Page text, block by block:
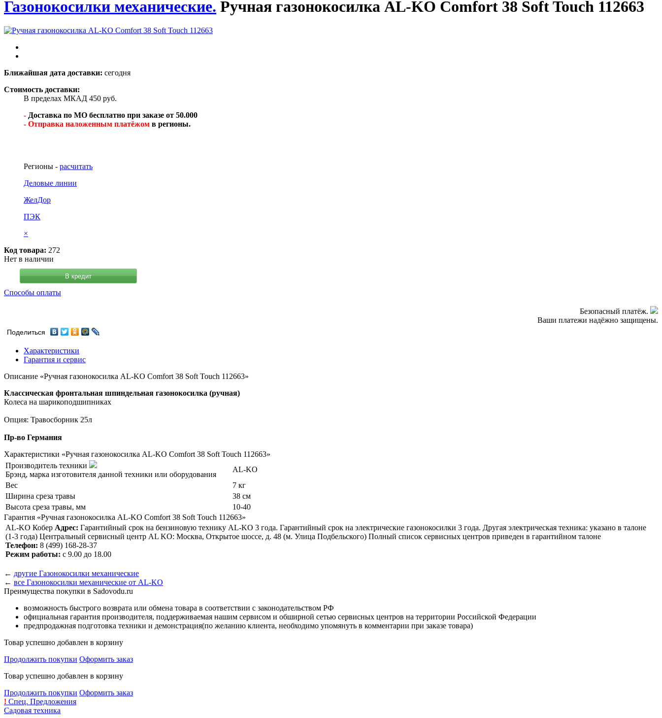
Газонокосилки механические. Ручная газонокосилка AL-KO Comfort 38 Soft Touch 112663
Ближайшая дата доставки: сегодня
Стоимость доставки:
В пределах МКАД 450 руб.
- Доставка по МО бесплатно при заказе от 50.000
- Отправка наложенным платёжом в регионы.
Регионы - расчитать
Деловые линии
ЖелДор
ПЭК
×
Код товара: 272
Нет в наличии
В кредит
Способы оплаты
Безопасный платёж.
Ваши платежи надёжно защищены.
Поделиться
Характеристики
Гарантия и сервис
Описание «Ручная газонокосилка AL-KO Comfort 38 Soft Touch 112663»
Классическая фронтальная шпиндельная газонокосилка (ручная)
Колеса на шарикоподшипниках
Опция: Травосборник 25л
Пр-во Германия
Характеристики «Ручная газонокосилка AL-KO Comfort 38 Soft Touch 112663»
Производитель техники
Брэнд, марка изготовителя данной техники или оборудования
AL-KO
Вес
7 кг
Ширина среза травы
38 см
Высота среза травы, мм
10-40
Гарантия «Ручная газонокосилка AL-KO Comfort 38 Soft Touch 112663»
AL-KO Кобер Адрес: Гарантийный срок на бензиновую технику AL-KO 3 года. Гарантийный срок на электрические газонокосилки 3 года. Другая электрическая техника: указано в талоне
(1-3 года) Центральный сервисный центр AL KO: Москва, Открытое шоссе, д. 48 (м. Улица Подбельского) Полный список сервисных центров приведен в гарантийном талоне
Телефон: 8 (499) 168-28-37
Режим работы: с 9.00 до 18.00
← другие Газонокосилки механические
← все Газонокосилки механические от AL-KO
Преимущества покупки в Sadovodu.ru
возможность быстрого возврата или обмена товара в соответствии с законодательством РФ
официальная гарантия производителя, поддерживаемая нашим сервисом и обширной сетью сервисных центров на территории Российской Федерации
предпродажная подготовка техники и демонстрация(по желанию клиента, необходимо упомянуть в комментарии при заказе товара)
Товар успешно добавлен в корзину
Продолжить покупки Оформить заказ
Товар успешно добавлен в корзину
Продолжить покупки Оформить заказ
! Спец. Предложения
Садовая техника